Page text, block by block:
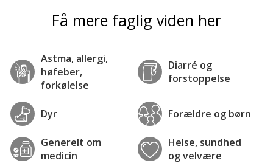
Få mere faglig viden her
Astma, allergi,
høfeber,
forkølelse
Diarré og
forstoppelse
Dyr Forældre og børn
Generelt om
medicin
Helse, sundhed
og velvære